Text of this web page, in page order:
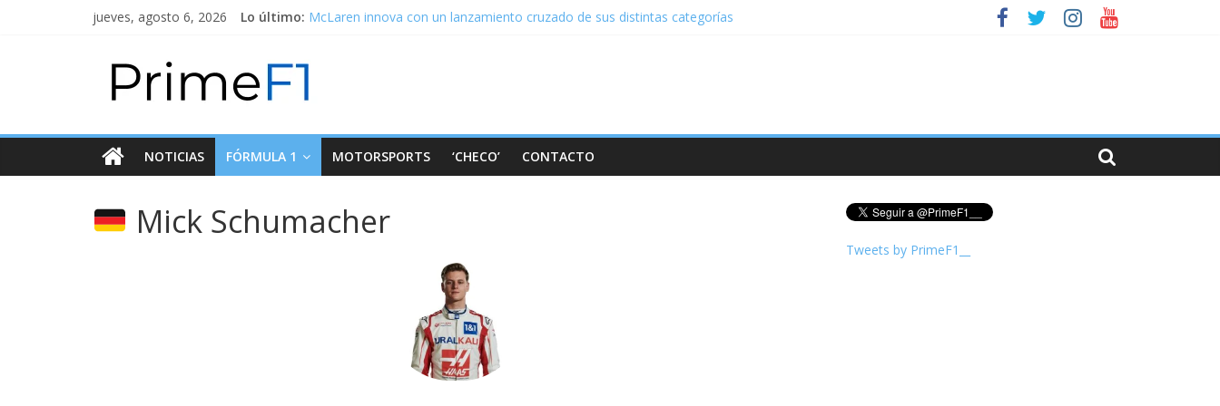
jueves, agosto 6, 2026 Lo último: McLaren innova con un lanzamiento cruzado de sus distintas categorías
NOTICIAS FÓRMULA 1 MOTORSPORTS ‘CHECO’ CONTACTO
Mick Schumacher
Tweets by PrimeF1__